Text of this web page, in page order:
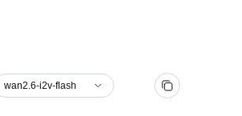
wan2.6-i2v-flash